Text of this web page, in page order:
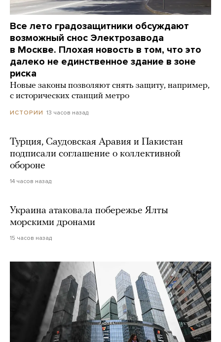
Все лето градозащитники обсуждают
возможный снос Электрозавода
в Москве. Плохая новость в том, что это
далеко не единственное здание в зоне
риска
Новые законы позволяют снять защиту, например,
с исторических станций метро
ИСТОРИИ 13 часов назад
Турция, Саудовская Аравия и Пакистан
подписали соглашение о коллективной
обороне
14 часов назад
Украина атаковала побережье Ялты
морскими дронами
15 часов назад